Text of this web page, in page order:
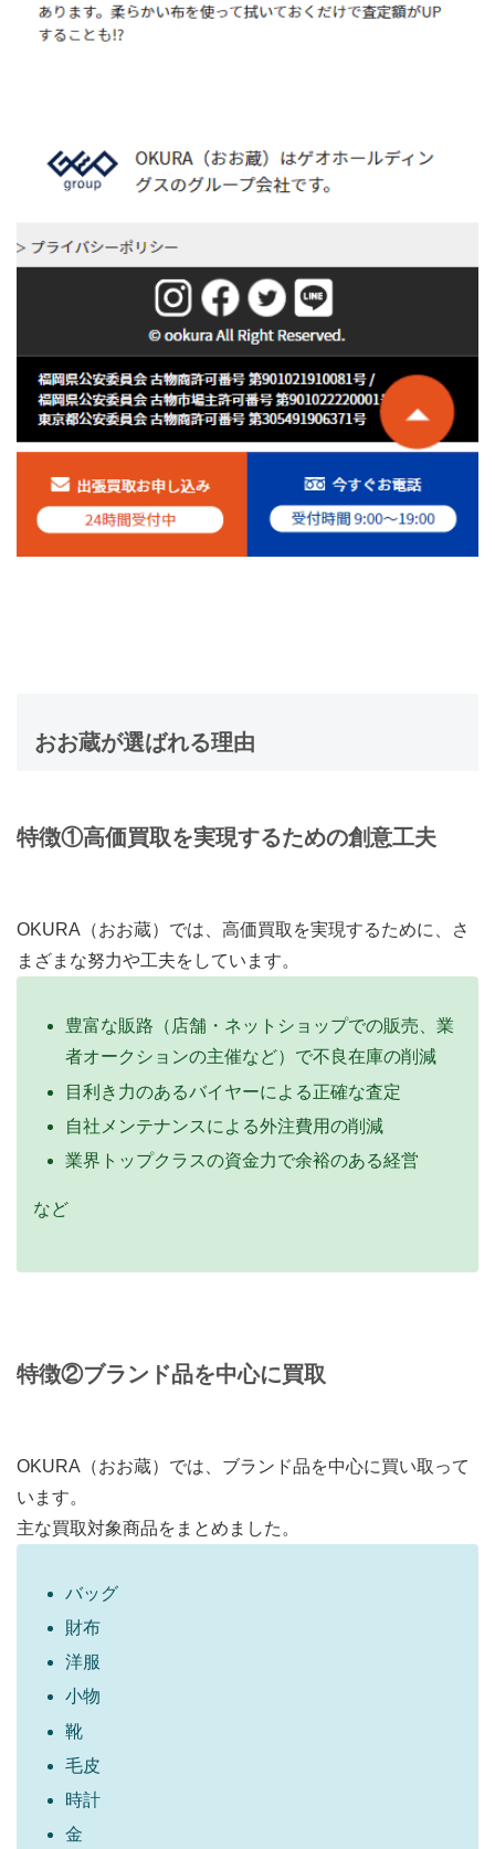
おお蔵が選ばれる理由
特徴①高価買取を実現するための創意工夫
OKURA（おお蔵）では、高価買取を実現するために、さ
まざまな努力や工夫をしています。
豊富な販路（店舗・ネットショップでの販売、業
者オークションの主催など）で不良在庫の削減
目利き力のあるバイヤーによる正確な査定
自社メンテナンスによる外注費用の削減
業界トップクラスの資金力で余裕のある経営
など
特徴②ブランド品を中心に買取
OKURA（おお蔵）では、ブランド品を中心に買い取って
います。
主な買取対象商品をまとめました。
バッグ
財布
洋服
小物
靴
毛皮
時計
金